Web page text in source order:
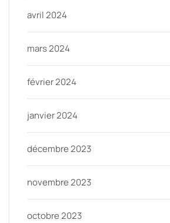
avril 2024
mars 2024
février 2024
janvier 2024
décembre 2023
novembre 2023
octobre 2023